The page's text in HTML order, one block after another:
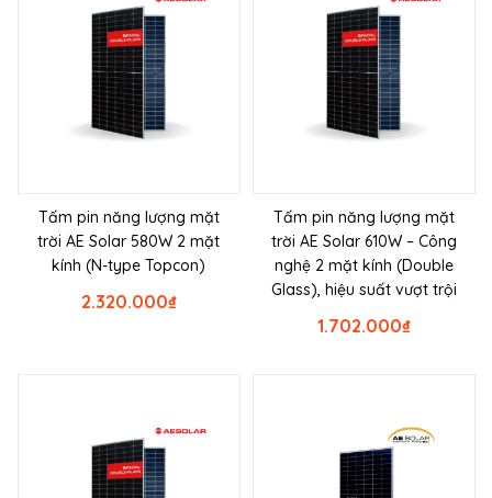
Tấm pin năng lượng mặt
trời AE Solar 580W 2 mặt
kính (N-type Topcon)
₫
2.320.000
Tấm pin năng lượng mặt
trời AE Solar 610W – Công
nghệ 2 mặt kính (Double
Glass), hiệu suất vượt trội
₫
1.702.000